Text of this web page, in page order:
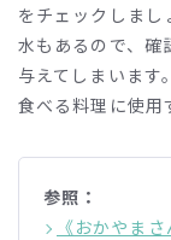
をチェックしまし
水もあるので、確
与えてしまいます
食べる料理に使用
参照：
《おかやま